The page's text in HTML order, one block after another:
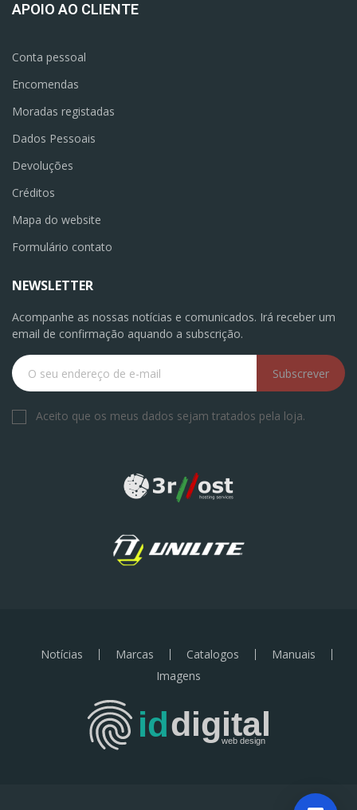
APOIO AO CLIENTE
Conta pessoal
Encomendas
Moradas registadas
Dados Pessoais
Devoluções
Créditos
Mapa do website
Formulário contato
NEWSLETTER
Acompanhe as nossas notícias e comunicados. Irá receber um
email de confirmação aquando a subscrição.
Subscrever
Aceito que os meus dados sejam tratados pela loja.
Notícias Marcas Catalogos
Manuais
Imagens